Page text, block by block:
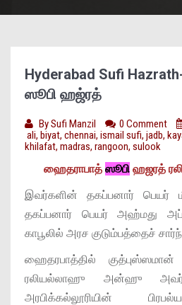
Hyderabad Sufi
ஸூபி ஹஜ்ரத்
BySufi Manzil 0 Comment
ali, biyat, chennai, ismail sufi, jadb,
khilafat, madras, rangoon, sulook
ஹைதராபாத் ஸூபி ஹஜரத்
இவர்களின் தகப்பனார்
தகப்பனார் பெயர் அஹ்மது
காபூலில் அரச குடும்பத்தைச்
ஹைதரபாத்தில்
ரலியல்லாஹு அன்ஹு
அரபிக்கல்லூரியின்